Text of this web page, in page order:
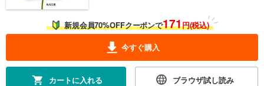
新規会員70%OFFクーポンで171円(税込)
今すぐ購入
カートに入れる ブラウザ試し読み